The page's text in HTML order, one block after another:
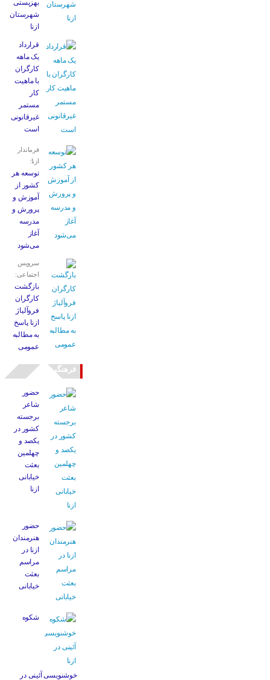
بهزیستی
شهرستان
ازنا
قرارداد
یک ماهه
کارگران
با ماهیت
کار
مستمر
غیرقانونی
است
فرماندار
ازنا:
توسعه هر
کشور از
آموزش و
پرورش و
مدرسه
آغاز
می‌شود
سرویس
اجتماعی:
بازگشت
کارگران
فروآلیاژ
ازنا پاسخ
به مطالبه
عمومی
فرهنگی
حضور
شاعر
برجسته
کشور در
یکصد و
چهلمین
بعثت
خیابانی
ازنا
حضور
هنرمندان
ازنا در
مراسم
بعثت
خیابانی
شکوه
خوشنویسی آئینی در